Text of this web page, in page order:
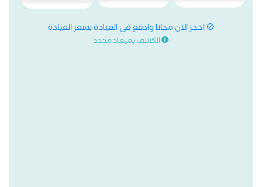
احجز الان مجانا وادفع في العيادة بسعر العيادة
الكشف بميعاد محدد